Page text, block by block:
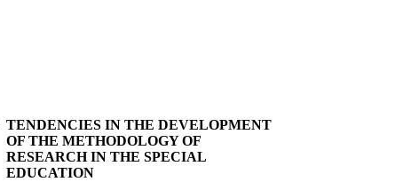
TENDENCIES IN THE DEVELOPMENT
OF THE METHODOLOGY OF
RESEARCH IN THE SPECIAL
EDUCATION